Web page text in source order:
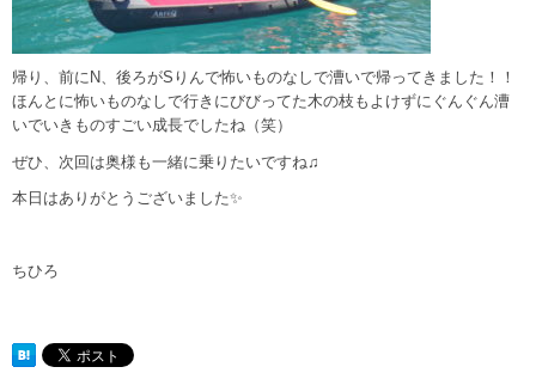
帰り、前にN、後ろがSりんで怖いものなしで漕いで帰ってきました！！
ほんとに怖いものなしで行きにびびってた木の枝もよけずにぐんぐん漕
いでいきものすごい成長でしたね（笑）
ぜひ、次回は奥様も一緒に乗りたいですね♫
本日はありがとうございました✨
ちひろ